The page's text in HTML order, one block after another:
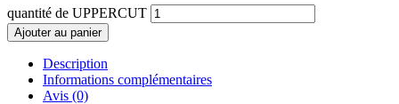
quantité de UPPERCUT
Ajouter au panier
Description
Informations complémentaires
Avis (0)